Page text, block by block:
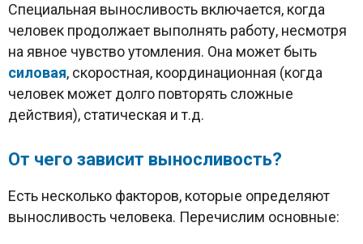
Специальная выносливость включается, когда
человек продолжает выполнять работу, несмотря
на явное чувство утомления. Она может быть
силовая, скоростная, координационная (когда
человек может долго повторять сложные
действия), статическая и т.д.
От чего зависит выносливость?
Есть несколько факторов, которые определяют
выносливость человека. Перечислим основные: